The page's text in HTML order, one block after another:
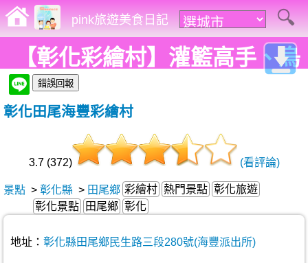
pink旅遊美食日記
【彰化彩繪村】灌籃高手、烏
龍派出所彩繪牆，超夯卡通躍
上牆面了!
彰化田尾海豐彩繪村
3.7 (372) (看評論)
景點 > 彰化縣 > 田尾鄉 彩繪村 熱門景點 彰化旅遊
彰化景點
田尾鄉 彰化
地址： 彰化縣田尾鄉民生路三段280號(海豐派出所)